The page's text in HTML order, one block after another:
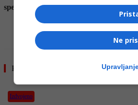
spektakl koji će obilježiti bajramske
Pročitajte još
Izdvojeno
Ne